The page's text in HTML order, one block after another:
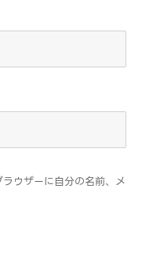
ウザーに自分の名前、メ